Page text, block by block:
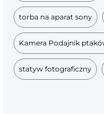
torba na aparat sony
Kamera Podajnik
statyw fotograficzny